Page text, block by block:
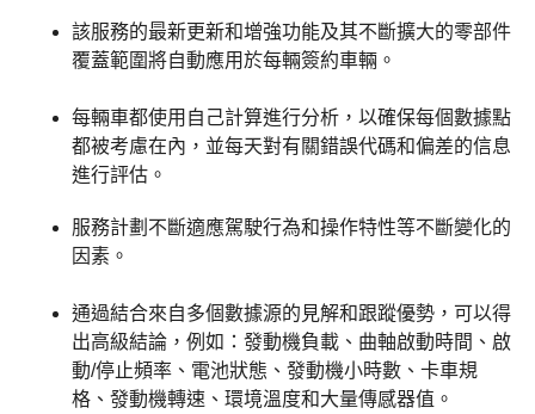
該服務的最新更新和增強功能及其不斷擴大的零部件
覆蓋範圍將自動應用於每輛簽約車輛。
每輛車都使用自己計算進行分析，以確保每個數據點
都被考慮在內，並每天對有關錯誤代碼和偏差的信息
進行評估。
服務計劃不斷適應駕駛行為和操作特性等不斷變化的
因素。
通過結合來自多個數據源的見解和跟蹤優勢，可以得
出高級結論，例如：發動機負載、曲軸啟動時間、啟
動/停止頻率、電池狀態、發動機小時數、卡車規
格、發動機轉速、環境溫度和大量傳感器值。